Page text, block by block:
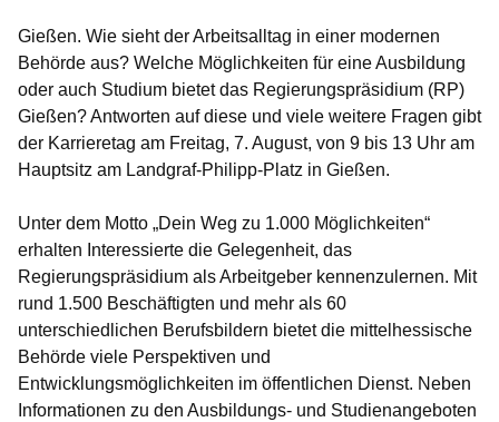
Gießen. Wie sieht der Arbeitsalltag in einer modernen
Behörde aus? Welche Möglichkeiten für eine Ausbildung
oder auch Studium bietet das Regierungspräsidium (RP)
Gießen? Antworten auf diese und viele weitere Fragen gibt
der Karrieretag am Freitag, 7. August, von 9 bis 13 Uhr am
Hauptsitz am Landgraf-Philipp-Platz in Gießen.
Unter dem Motto „Dein Weg zu 1.000 Möglichkeiten“
erhalten Interessierte die Gelegenheit, das
Regierungspräsidium als Arbeitgeber kennenzulernen. Mit
rund 1.500 Beschäftigten und mehr als 60
unterschiedlichen Berufsbildern bietet die mittelhessische
Behörde viele Perspektiven und
Entwicklungsmöglichkeiten im öffentlichen Dienst. Neben
Informationen zu den Ausbildungs- und Studienangeboten